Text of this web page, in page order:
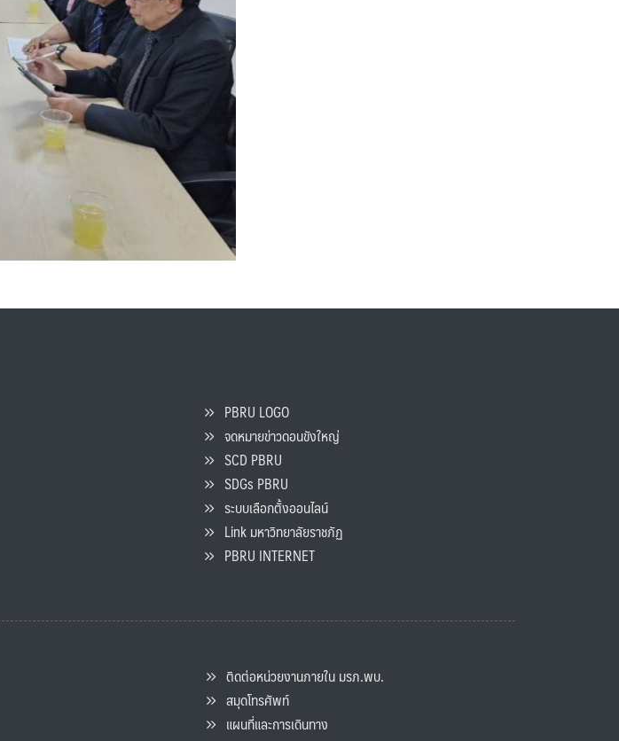
PBRU LOGO
จดหมายข่าวดอนขังใหญ่
SCD PBRU
SDGs PBRU
ระบบเลือกตั้งออนไลน์
Link มหาวิทยาลัยราชภัฏ
PBRU INTERNET
ติดต่อหน่วยงานภายใน มรภ.พบ.
สมุดโทรศัพท์
แผนที่และการเดินทาง